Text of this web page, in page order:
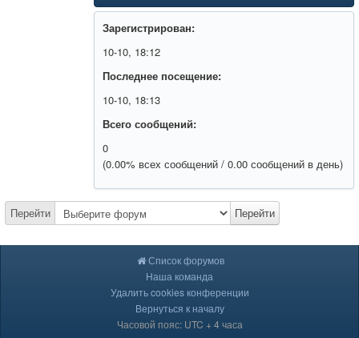
Зарегистрирован:
10-10, 18:12
Последнее посещение:
10-10, 18:13
Всего сообщений:
0
(0.00% всех сообщений / 0.00 сообщений в день)
Перейти Перейти
Список форумов
Наша команда
Удалить cookies конференции
Вернуться к началу
Часовой пояс: UTC + 4 часа